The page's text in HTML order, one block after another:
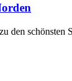
den schönsten